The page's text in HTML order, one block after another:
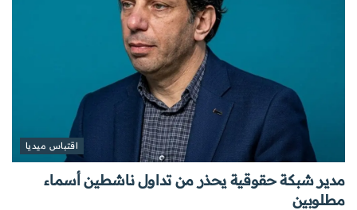
اقتباس ميديا
مدير شبكة حقوقية يحذر من تداول ناشطين أسماء
مطلوبين